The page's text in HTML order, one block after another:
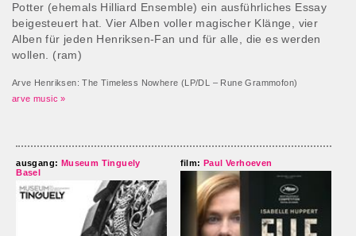
Potter (ehemals Hilliard Ensemble) ein ausführliches Essay
beigesteuert hat. Vier Alben voller magischer Klänge, vier
Alben für jeden Henriksen-Fan und für alle, die es werden
wollen. (ram)
Arve Henriksen: The Timeless Nowhere (LP/DL – Rune Grammofon)
arve music »
ausgang: Museum Tinguely
Basel
film: Paul Verhoeven